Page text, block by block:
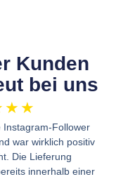
Kunden
bei uns
★ ★
Instagram-Follower
war wirklich positiv
Die Lieferung
innerhalb einer